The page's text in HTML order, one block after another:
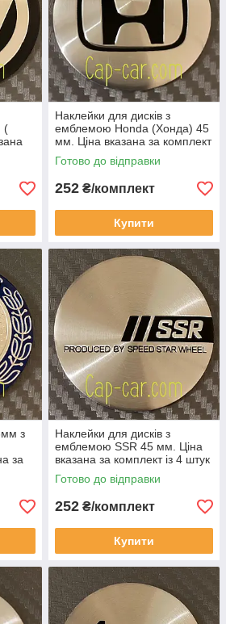
(
Наклейки для дисків з
емблемою Honda (Хонда) 45
мм. Ціна вказана за комплект
із 4 штук
Готово до відправки
252 ₴/комплект
Купити
з
за
Наклейки для дисків з
емблемою SSR 45 мм. Ціна
вказана за комплект із 4 штук
Готово до відправки
252 ₴/комплект
Купити